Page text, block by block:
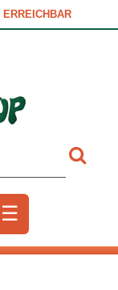
ERREICHBAR
☰